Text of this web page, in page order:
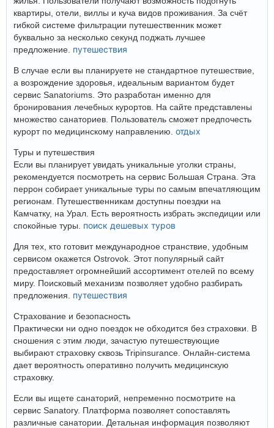
квартиры, отели, виллы и куча видов проживания. За счёт
гибкой системе фильтрации путешественник может
буквально за несколько секунд поджать лучшее
предложение. путешествия
В случае если вы планируете не стандартное путешествие,
а возрождение здоровья, идеальным вариантом будет
сервис Sanatoriums. Это разработан именно для
бронирования лечебных курортов. На сайте представлены
множество санаториев. Пользователь сможет предпочесть
курорт по медицинскому направлению. отдых
Туры и путешествия
Если вы планирует увидать уникальные уголки страны,
рекомендуется посмотреть на сервис Большая Страна. Эта
перрон собирает уникальные туры по самым впечатляющим
регионам. Путешественникам доступны поездки на
Камчатку, на Урал. Есть вероятность избрать экспедиции или
спокойные туры. поиск дешевых туров
Для тех, кто готовит международное странствие, удобным
сервисом окажется Ostrovok. Этот популярный сайт
предоставляет огромнейший ассортимент отелей по всему
миру. Поисковый механизм позволяет удобно разбирать
предложения. путешествия
Страхование и безопасность
Практически ни одно поездок не обходится без страховки. В
сношения с этим люди, зачастую путешествующие
выбирают страховку сквозь Tripinsurance. Онлайн-система
дает вероятность оперативно получить медицинскую
страховку.
Если вы ищете санаторий, непременно посмотрите на
сервис Sanatory. Платформа позволяет сопоставлять
различные санатории. Детальная информация позволяют